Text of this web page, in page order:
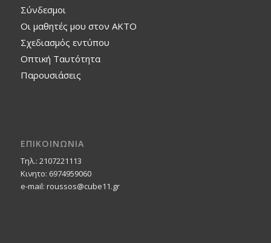
Σύνδεσμοι
Οι μαθητές μου στον ΑΚΤΟ
Σχεδιασμός εντύπου
Οπτική Ταυτότητα
Παρουσιάσεις
ΕΠΙΚΟΙΝΩΝΙΑ
Τηλ.: 2107221113
Κινητο: 6974959060
e-mail: roussos@cube11.gr